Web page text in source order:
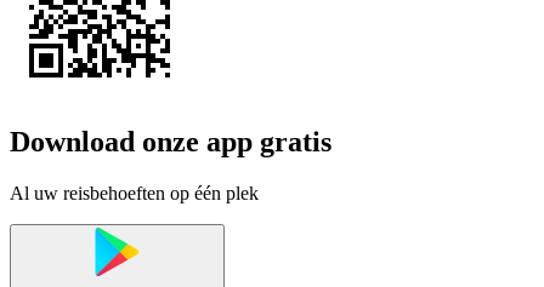
Download onze app gratis
Al uw reisbehoeften op één plek